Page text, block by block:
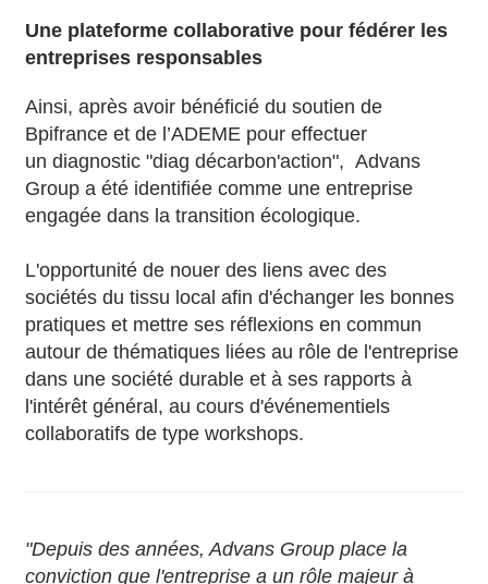
Une plateforme collaborative pour fédérer les
entreprises responsables
Ainsi, après avoir bénéficié du soutien de
Bpifrance et de l’ADEME pour effectuer
un diagnostic "diag décarbon'action", Advans
Group a été identifiée comme une entreprise
engagée dans la transition écologique.
L'opportunité de nouer des liens avec des
sociétés du tissu local afin d'échanger les bonnes
pratiques et mettre ses réflexions en commun
autour de thématiques liées au rôle de l'entreprise
dans une société durable et à ses rapports à
l'intérêt général, au cours d'événementiels
collaboratifs de type workshops.
"Depuis des années, Advans Group place la
conviction que l'entreprise a un rôle majeur à